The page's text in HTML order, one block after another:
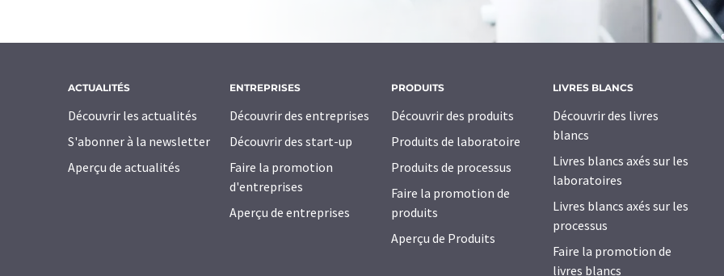
ACTUALITÉS
Découvrir les actualités
S'abonner à la newsletter
Aperçu de actualités
ENTREPRISES
Découvrir des entreprises
Découvrir des start-up
Faire la promotion
d'entreprises
Aperçu de entreprises
PRODUITS
Découvrir des produits
Produits de laboratoire
Produits de processus
Faire la promotion de
produits
Aperçu de Produits
LIVRES BLANCS
Découvrir des livres
blancs
Livres blancs axés sur les
laboratoires
Livres blancs axés sur les
processus
Faire la promotion de
livres blancs